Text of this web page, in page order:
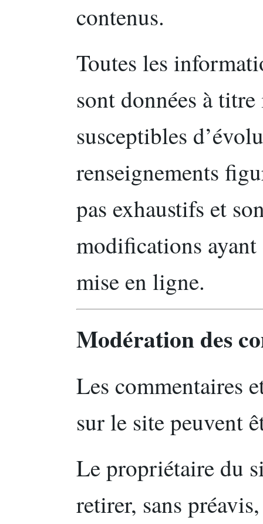
contenus.
Toutes les
sont données à
susceptibles
renseignements
pas exhaustifs et
modifications ayant
mise en ligne.
Modération des
Les commentaires
sur le site peuvent
Le propriétaire du
retirer, sans